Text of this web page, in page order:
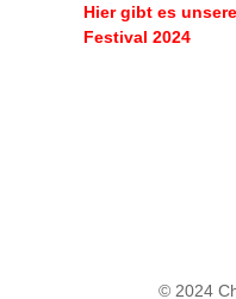
Hier gibt es
Festival 2024
© 2024